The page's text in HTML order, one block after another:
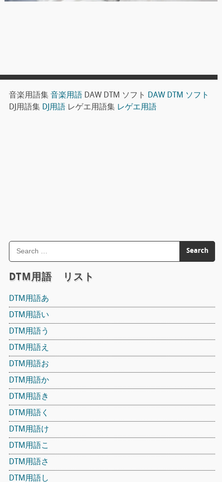
音楽用語集 音楽用語DAW DTM ソフト
DAW DTM ソフト
DJ用語集 DJ用語レゲエ用語集 レゲエ用語
DTM用語 リスト
DTM用語あ
DTM用語い
DTM用語う
DTM用語え
DTM用語お
DTM用語か
DTM用語き
DTM用語く
DTM用語け
DTM用語こ
DTM用語さ
DTM用語し